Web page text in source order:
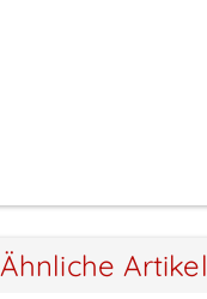
Ähnliche Artikel